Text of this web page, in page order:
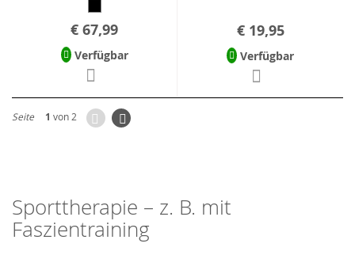
€ 67,99
Verfügbar
€ 19,95
Verfügbar
Seite 1 von 2 ZurückSeite
Weiter
Sporttherapie – z. B. mit
Faszientraining